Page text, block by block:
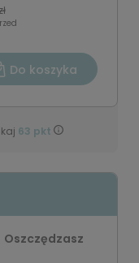
Do koszyka
63 pkt
Oszczędzasz